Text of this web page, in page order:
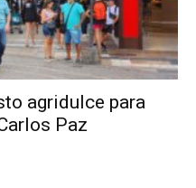
agridulce para
Paz